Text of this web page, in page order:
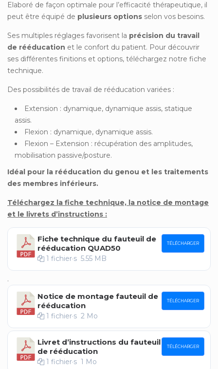
Elaboré de façon optimale pour l’efficacité thérapeutique, il
peut être équipé de plusieurs options selon vos besoins.
Ses multiples réglages favorisent la précision du travail
de rééducation et le confort du patient. Pour découvrir
ses différentes finitions et options, téléchargez notre fiche
technique.
Des possibilités de travail de rééducation variées :
Extension : dynamique, dynamique assis, statique
assis.
Flexion : dynamique, dynamique assis.
Flexion – Extension : récupération des amplitudes,
mobilisation passive/posture.
Idéal pour la rééducation du genou et les traitements
des membres inférieurs.
Téléchargez la fiche technique, la notice de montage
et le livrets d’instructions :
Fiche technique du fauteuil de
rééducation QUAD50
1 fichier·s 5.55 MB
TÉLÉCHARGER
.
Notice de montage fauteuil de
rééducation
1 fichier·s 2 Mo
TÉLÉCHARGER
Livret d’instructions du fauteuil
de rééducation
1 fichier·s 1 Mo
TÉLÉCHARGER